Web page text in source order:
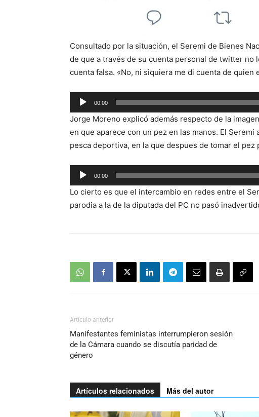
Consultado por la situación, el Seremi de Bienes
de que a través de su cuenta personal de twitter no
cuenta falsa. «No, ni siquiera me di cuenta de quien
Reproductor
de
audio
00:00
Jorge Moreno explicó además respecto de la
en que aparece con un pez en las manos. El
pesca deportiva, en la que despues de tomar el
Reproductor
de
audio
00:00
Lo cierto es que el intercambio en redes entre el
parodia a la de la diputada del PC no pasó
Artículo anterior
Manifestantes feministas interrumpieron sesión
de la Cámara cuando se discutía paridad de
género
Artículos relacionados Más del autor